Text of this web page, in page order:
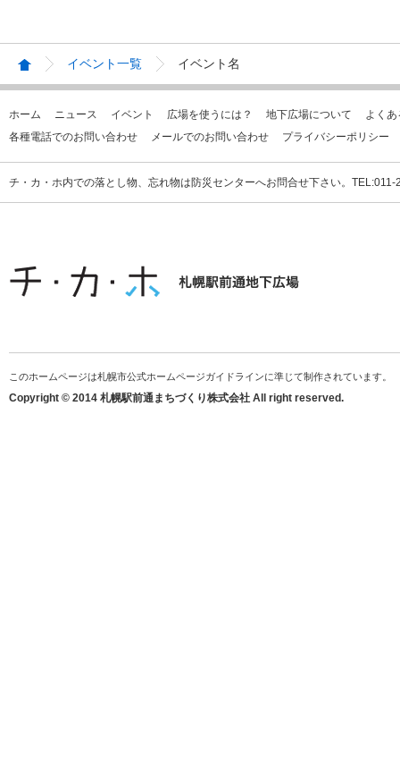
イベント一覧 イベント名
ホーム ニュース イベント 広場を使うには？ 地下広場について
よく
各種電話でのお問い合わせ
メールでのお問い合わせ プライバシーポリシー
チ・カ・ホ内での落とし物、忘れ物は防災センターへお問合せ下さい。
このホームページは札幌市公式ホームページガイドラインに準じて制作されています。
Copyright © 2014 札幌駅前通まちづくり株式会社 All right reserved.